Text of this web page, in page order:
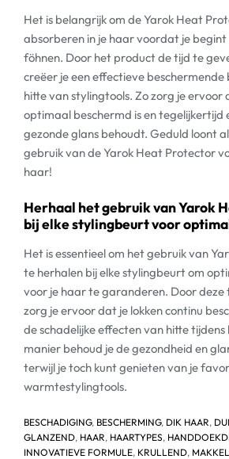
Het is belangrijk om de Yarok Heat
absorberen in je haar voordat je
föhnen. Door het product de tijd te
creëer je een effectieve
hitte van stylingtools. Zo zorg je ervoor
optimaal beschermd is en tegelijkertijd
gezonde glans behoudt. Geduld loont
gebruik van de Yarok Heat Protector
haar!
Herhaal het gebruik van Yarok
bij elke stylingbeurt voor
Het is essentieel om het gebruik van
te herhalen bij elke stylingbeurt om
voor je haar te garanderen. Door deze
zorg je ervoor dat je lokken continu
de schadelijke effecten van hitte
manier behoud je de gezondheid en
terwijl je toch kunt genieten van je
warmtestylingtools.
BESCHADIGING, BESCHERMING, DIK HAAR,
GLANZEND, HAAR, HAARTYPES,
INNOVATIEVE FORMULE, KRULLEND,